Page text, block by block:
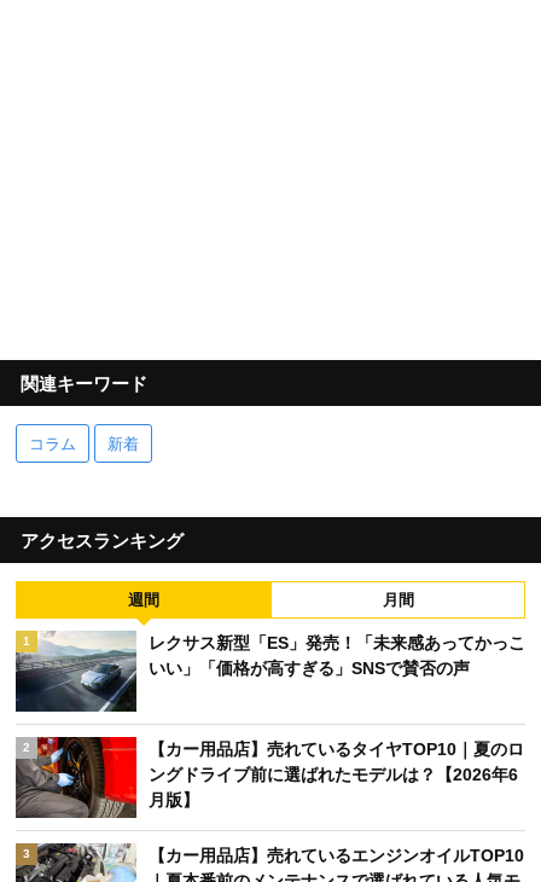
関連キーワード
コラム 新着
アクセスランキング
週間 月間
1
レクサス新型「ES」発売！「未来感あってかっこ
いい」「価格が高すぎる」SNSで賛否の声
2
【カー用品店】売れているタイヤTOP10｜夏のロ
ングドライブ前に選ばれたモデルは？【2026年6
月版】
3
【カー用品店】売れているエンジンオイルTOP10